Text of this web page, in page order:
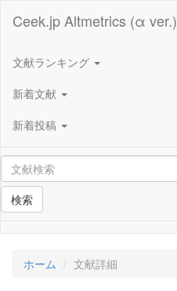
Ceek.jp Altmetrics (α ver.)
文献ランキング
新着文献
新着投稿
検索
ホーム 文献詳細